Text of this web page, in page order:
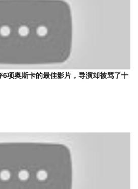
6项奥斯卡的最佳影片，导演却被骂了十